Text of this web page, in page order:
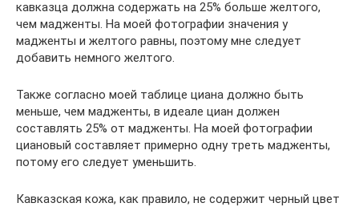
кавказца должна содержать на 25% больше желтого,
чем мадженты. На моей фотографии значения у
мадженты и желтого равны, поэтому мне следует
добавить немного желтого.
Также согласно моей таблице циана должно быть
меньше, чем мадженты, в идеале циан должен
составлять 25% от мадженты. На моей фотографии
циановый составляет примерно одну треть мадженты,
потому его следует уменьшить.
Кавказская кожа, как правило, не содержит черный цвет